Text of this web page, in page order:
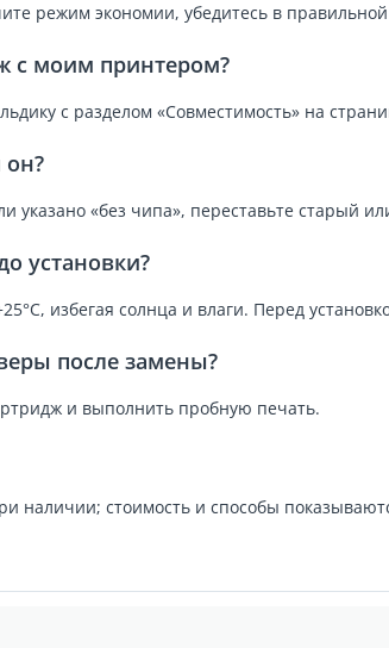
режим экономии, убедитесь в
с моим принтером?
с разделом «Совместимость» на
указано «без чипа», переставьте старый
установки?
избегая солнца и влаги. Перед
после замены?
и выполнить пробную печать.
наличии; стоимость и способы